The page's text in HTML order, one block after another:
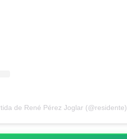
de René Pérez Joglar (@residente)